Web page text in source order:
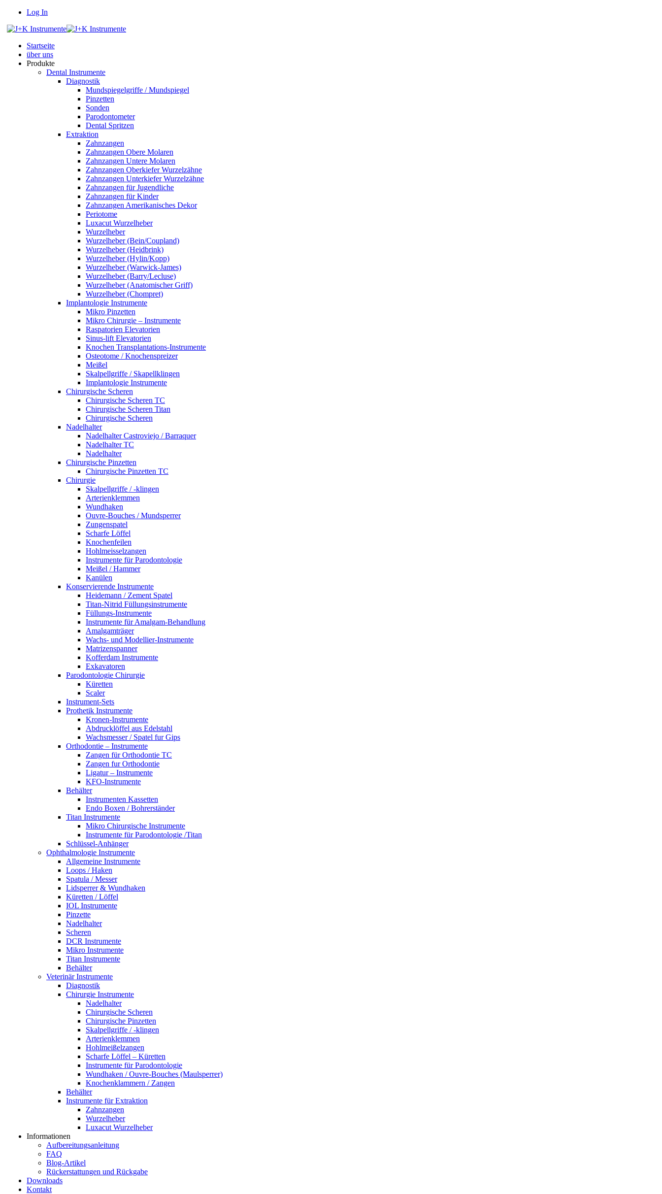
Log In
Startseite
über uns
Produkte
Dental Instrumente
Diagnostik
Mundspiegelgriffe / Mundspiegel
Pinzetten
Sonden
Parodontometer
Dental Spritzen
Extraktion
Zahnzangen
Zahnzangen Obere Molaren
Zahnzangen Untere Molaren
Zahnzangen Oberkiefer Wurzelzähne
Zahnzangen Unterkiefer Wurzelzähne
Zahnzangen für Jugendliche
Zahnzangen für Kinder
Zahnzangen Amerikanisches Dekor
Periotome
Luxacut Wurzelheber
Wurzelheber
Wurzelheber (Bein/Coupland)
Wurzelheber (Heidbrink)
Wurzelheber (Hylin/Kopp)
Wurzelheber (Warwick-James)
Wurzelheber (Barry/Lecluse)
Wurzelheber (Anatomischer Griff)
Wurzelheber (Chompret)
Implantologie Instrumente
Mikro Pinzetten
Mikro Chirurgie – Instrumente
Raspatorien Elevatorien
Sinus-lift Elevatorien
Knochen Transplantations-Instrumente
Osteotome / Knochenspreizer
Meißel
Skalpellgriffe / Skapellklingen
Implantologie Instrumente
Chirurgische Scheren
Chirurgische Scheren TC
Chirurgische Scheren Titan
Chirurgische Scheren
Nadelhalter
Nadelhalter Castroviejo / Barraquer
Nadelhalter TC
Nadelhalter
Chirurgische Pinzetten
Chirurgische Pinzetten TC
Chirurgie
Skalpellgriffe / -klingen
Arterienklemmen
Wundhaken
Ouvre-Bouches / Mundsperrer
Zungenspatel
Scharfe Löffel
Knochenfeilen
Hohlmeisselzangen
Instrumente für Parodontologie
Meißel / Hammer
Kanülen
Konservierende Instrumente
Heidemann / Zement Spatel
Titan-Nitrid Füllungsinstrumente
Füllungs-Instrumente
Instrumente für Amalgam-Behandlung
Amalgamträger
Wachs- und Modellier-Instrumente
Matrizenspanner
Kofferdam Instrumente
Exkavatoren
Parodontologie Chirurgie
Küretten
Scaler
Instrument-Sets
Prothetik Instrumente
Kronen-Instrumente
Abdrucklöffel aus Edelstahl
Wachsmesser / Spatel fur Gips
Orthodontie – Instrumente
Zangen für Orthodontie TC
Zangen fur Orthodontie
Ligatur – Instrumente
KFO-Instrumente
Behälter
Instrumenten Kassetten
Endo Boxen / Bohrerständer
Titan Instrumente
Mikro Chirurgische Instrumente
Instrumente für Parodontologie /Titan
Schlüssel-Anhänger
Ophthalmologie Instrumente
Allgemeine Instrumente
Loops / Haken
Spatula / Messer
Lidsperrer & Wundhaken
Küretten / Löffel
IOL Instrumente
Pinzette
Nadelhalter
Scheren
DCR Instrumente
Mikro Instrumente
Titan Instrumente
Behälter
Veterinär Instrumente
Diagnostik
Chirurgie Instrumente
Nadelhalter
Chirurgische Scheren
Chirurgische Pinzetten
Skalpellgriffe / -klingen
Arterienklemmen
Hohlmeißelzangen
Scharfe Löffel – Küretten
Instrumente für Parodontologie
Wundhaken / Ouvre-Bouches (Maulsperrer)
Knochenklammern / Zangen
Behälter
Instrumente für Extraktion
Zahnzangen
Wurzelheber
Luxacut Wurzelheber
Informationen
Aufbereitungsanleitung
FAQ
Blog-Artikel
Rückerstattungen und Rückgabe
Downloads
Kontakt